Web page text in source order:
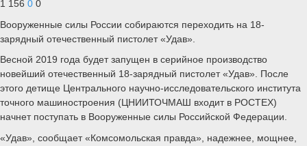
1 156 0 0
Вооруженные силы России собираются переходить на 18-
зарядный отечественный пистолет «Удав».
Весной 2019 года будет запущен в серийное производство
новейший отечественный 18-зарядный пистолет «Удав». После
этого детище Центрального научно-исследовательского института
точного машиностроения (ЦНИИТОЧМАШ входит в РОСТЕХ)
начнет поступать в Вооруженные силы Российской Федерации.
«Удав», сообщает «Комсомольская правда», надежнее, мощнее,